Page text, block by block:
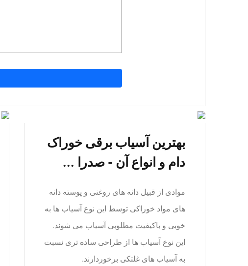
بهترین آسیاب برقی خوراک
دام و انواع آن - صدرا ...
موادی از قبیل دانه های روغنی و پوسته دانه
های مواد خوراکی توسط این نوع آسیاب ها به
خوبی و باکیفیت مطلوبی آسیاب می شوند.
این نوع آسیاب ها از طراحی ساده تری نسبت
به آسیاب های غلتکی برخوردارند.